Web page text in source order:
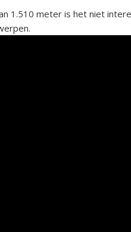
1.510 meter is het niet